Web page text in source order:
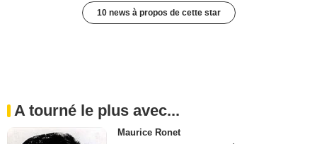
10 news à propos de cette star
A tourné le plus avec...
Maurice Ronet